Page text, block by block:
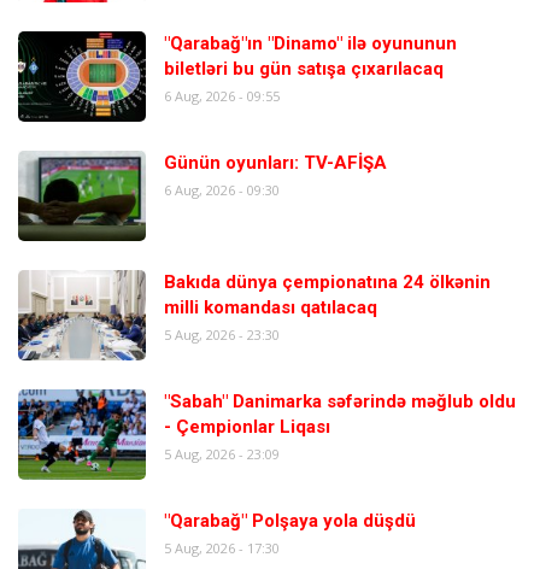
"Qarabağ"ın "Dinamo" ilə oyununun
biletləri bu gün satışa çıxarılacaq
6 Aug, 2026 - 09:55
Günün oyunları: TV-AFİŞA
6 Aug, 2026 - 09:30
Bakıda dünya çempionatına 24 ölkənin
milli komandası qatılacaq
5 Aug, 2026 - 23:30
"Sabah" Danimarka səfərində məğlub oldu
- Çempionlar Liqası
5 Aug, 2026 - 23:09
"Qarabağ" Polşaya yola düşdü
5 Aug, 2026 - 17:30